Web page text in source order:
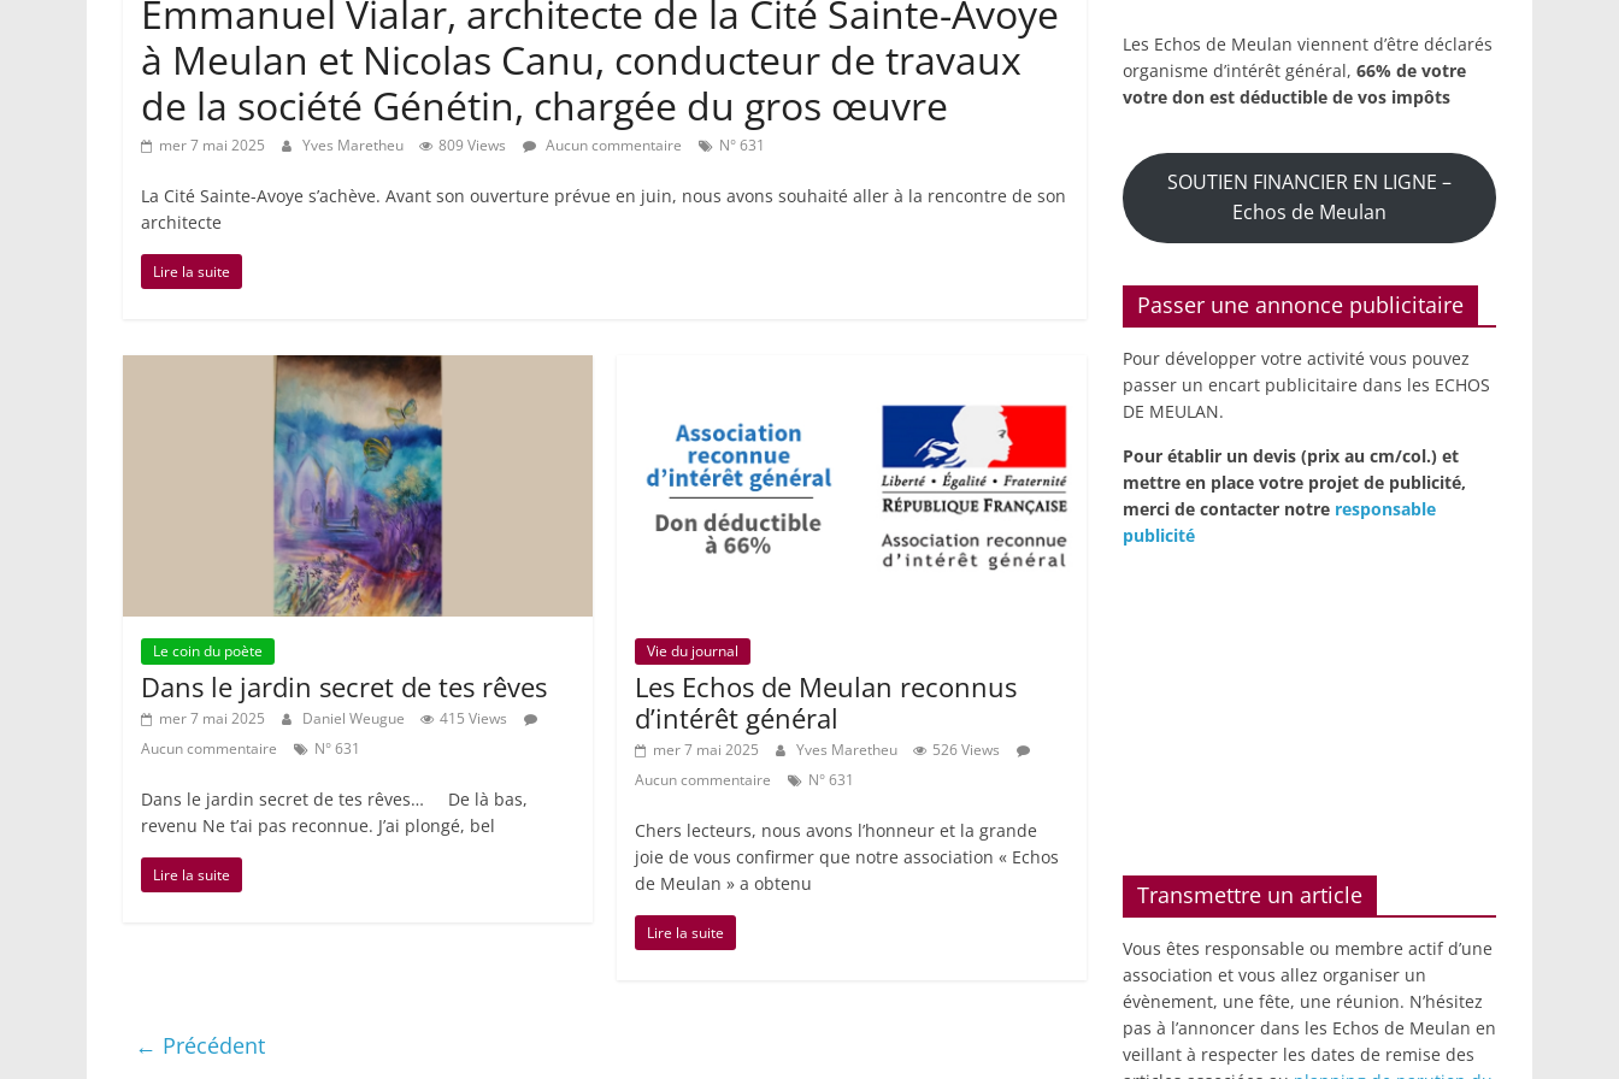
Emmanuel Vialar, architecte de la Cité Sainte-Avoye
à Meulan et Nicolas Canu, conducteur de travaux
de la société Génétin, chargée du gros œuvre
mer 7 mai 2025 Yves Maretheu 809 Views Aucun commentaire N° 631
La Cité Sainte-Avoye s’achève. Avant son ouverture prévue en juin, nous avons souhaité aller à la rencontre de son
architecte
Lire la suite
Le coin du poète
Dans le jardin secret de tes rêves
mer 7 mai 2025 Daniel Weugue
415 Views
Aucun commentaire
N° 631
Dans le jardin secret de tes rêves… De là bas,
revenu Ne t’ai pas reconnue. J’ai plongé, bel
Lire la suite
Vie du journal
Les Echos de Meulan reconnus
d’intérêt général
mer 7 mai 2025 Yves Maretheu
526 Views
Aucun commentaire
N° 631
Chers lecteurs, nous avons l’honneur et la grande
joie de vous confirmer que notre association « Echos
de Meulan » a obtenu
Lire la suite
← Précédent
Les Echos de Meulan viennent d’être déclarés
organisme d’intérêt général, 66% de votre
votre don est déductible de vos impôts
SOUTIEN FINANCIER EN LIGNE –
Echos de Meulan
Passer une annonce publicitaire
Pour développer votre activité vous pouvez
passer un encart publicitaire dans les ECHOS
DE MEULAN.
Pour établir un devis (prix au cm/col.) et
mettre en place votre projet de publicité,
merci de contacter notre responsable
publicité
Transmettre un article
Vous êtes responsable ou membre actif d’une
association et vous allez organiser un
évènement, une fête, une réunion. N’hésitez
pas à l’annoncer dans les Echos de Meulan en
veillant à respecter les dates de remise des